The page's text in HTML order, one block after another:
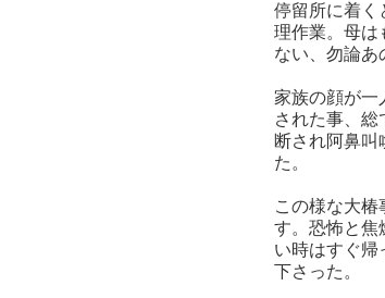
停留所に着く
理作業。母は
ない、勿論あ
家族の顔が一
された事、
断され阿鼻
た。
この様な大
す。恐怖と焦
い時はすぐ帰
下さった。